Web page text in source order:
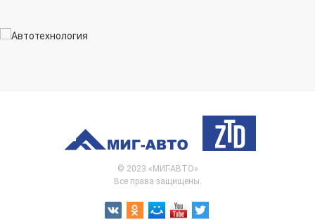
© 2023 «МИГ-АВТО»
Все права защищены.